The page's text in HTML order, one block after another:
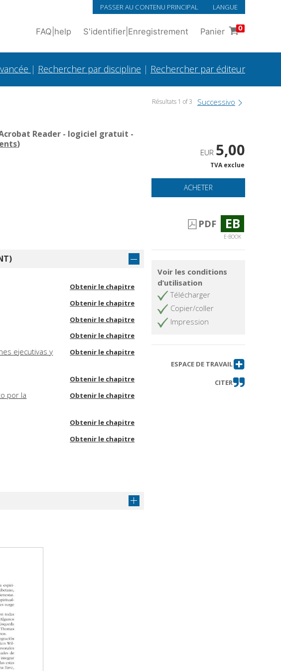
PASSER AU CONTENU PRINCIPAL LANGUE
FAQ help S'identifier Enregistrement Panier 0
| Rechercher par discipline | Rechercher par éditeur
Résultats 1 of 3 Successivo
Reader - logiciel gratuit -
)
Obtenir le chapitre
Obtenir le chapitre
Obtenir le chapitre
Obtenir le chapitre
ejecutivas y
Obtenir le chapitre
Obtenir le chapitre
por la
Obtenir le chapitre
Obtenir le chapitre
Obtenir le chapitre
EUR 5,00
TVA exclue
ACHETER
PDF EB
E-BOOK
Voir les conditions
d’utilisation
Télécharger
Copier/coller
Impression
ESPACE DE TRAVAIL
CITER